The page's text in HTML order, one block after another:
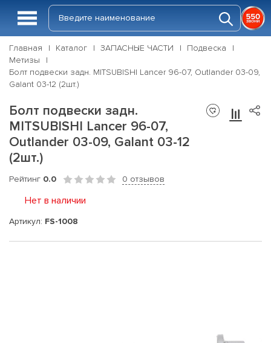
Главная Каталог ЗАПАСНЫЕ ЧАСТИ
Подвеска
Метизы
Болт подвески задн. MITSUBISHI Lancer 96-07, Outlander 03-09,
Galant 03-12 (2шт.)
Болт подвески задн.
MITSUBISHI Lancer 96-07,
Outlander 03-09, Galant 03-12
(2шт.)
Рейтинг 0.0 0 отзывов
Нет в наличии
Артикул: FS-1008